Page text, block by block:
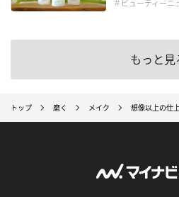
＃ビューティーニ
もっと見
トップ 磨く メイク 想像以上の仕